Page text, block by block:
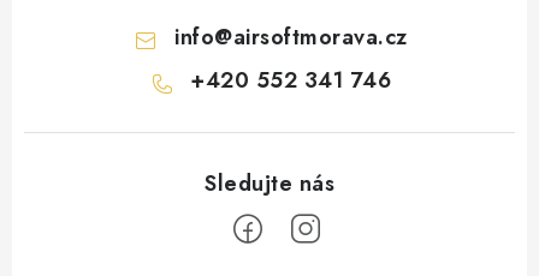
info@airsoftmorava.cz
+420 552 341 746